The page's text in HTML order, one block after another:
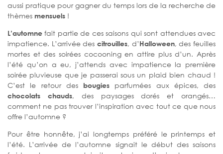
aussi pratique pour gagner du temps lors de la recherche de
thèmes mensuels !
L’automne fait partie de ces saisons qui sont attendues avec
impatience. L’arrivée des citrouilles, d’Halloween, des feuilles
mortes et des soirées cocooning en attire plus d’un. Après
l’été qu’on a eu, j’attends avec impatience la première
soirée pluvieuse que je passerai sous un plaid bien chaud !
C’est le retour des bougies parfumées aux épices, des
chocolats chauds, des paysages dorés et orangés…
comment ne pas trouver l’inspiration avec tout ce que nous
offre l’automne ?
Pour être honnête, j’ai longtemps préféré le printemps et
l’été. L’arrivée de l’automne signait le début des saisons